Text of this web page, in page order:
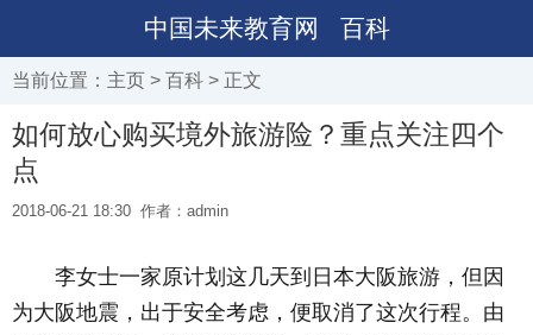
中国未来教育网 百科
当前位置： 主页 > 百科 > 正文
如何放心购买境外旅游险？重点关注四个
点
2018-06-21 18:30 作者：admin
李女士一家原计划这几天到日本大阪旅游，但因
为大阪地震，出于安全考虑，便取消了这次行程。由